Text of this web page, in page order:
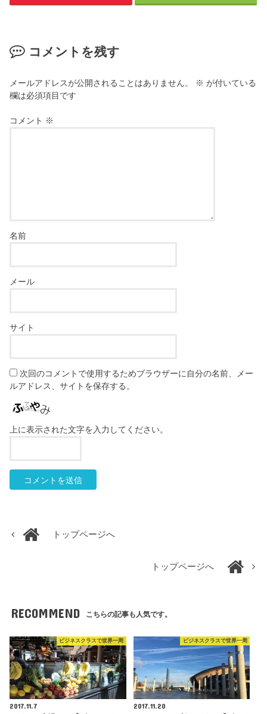
コメントを残す
メールアドレスが公開されることはありません。 ※ が付いている
欄は必須項目です
コメント ※
名前
メール
サイト
次回のコメントで使用するためブラウザーに自分の名前、メー
ルアドレス、サイトを保存する。
上に表示された文字を入力してください。
トップページへ
トップページへ
RECOMMEND こちらの記事も人気です。
ビジネスクラスで世界一周
2017.11.7
ビジネスクラスで世界一周
2017.11.20